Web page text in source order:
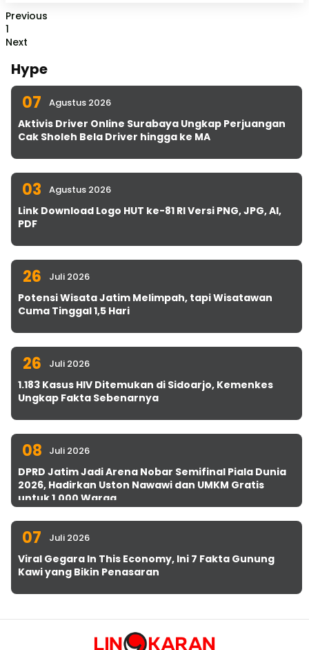
Previous
1
Next
Hype
07 Agustus 2026
Aktivis Driver Online Surabaya Ungkap Perjuangan
Cak Sholeh Bela Driver hingga ke MA
03 Agustus 2026
Link Download Logo HUT ke-81 RI Versi PNG, JPG, AI,
PDF
26 Juli 2026
Potensi Wisata Jatim Melimpah, tapi Wisatawan
Cuma Tinggal 1,5 Hari
26 Juli 2026
1.183 Kasus HIV Ditemukan di Sidoarjo, Kemenkes
Ungkap Fakta Sebenarnya
08 Juli 2026
DPRD Jatim Jadi Arena Nobar Semifinal Piala Dunia
2026, Hadirkan Uston Nawawi dan UMKM Gratis
untuk 1.000 Warga
07 Juli 2026
Viral Gegara In This Economy, Ini 7 Fakta Gunung
Kawi yang Bikin Penasaran